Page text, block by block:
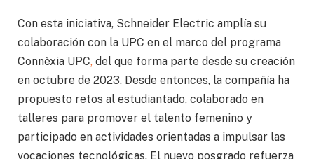
Con esta iniciativa, Schneider Electric amplía su
colaboración con la UPC en el marco del programa
Connèxia UPC, del que forma parte desde su creación
en octubre de 2023. Desde entonces, la compañía ha
propuesto retos al estudiantado, colaborado en
talleres para promover el talento femenino y
participado en actividades orientadas a impulsar las
vocaciones tecnológicas. El nuevo posgrado refuerza